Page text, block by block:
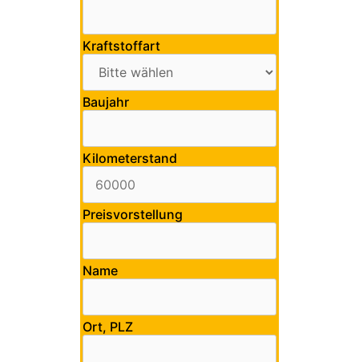
Kraftstoffart
Baujahr
Kilometerstand
Preisvorstellung
Name
Ort, PLZ